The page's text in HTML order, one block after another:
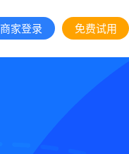
商家登录 免费试用